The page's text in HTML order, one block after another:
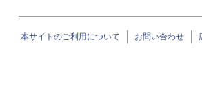
本サイトのご利用について お問い合わせ